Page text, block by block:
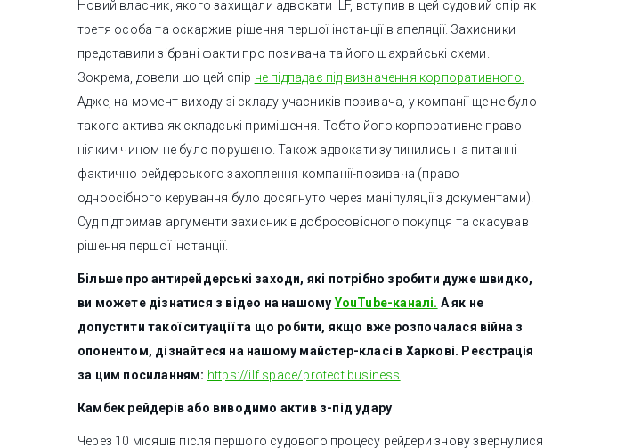
Новий власник, якого захищали адвокати ILF, вступив в цей судовий спір як
третя особа та оскаржив рішення першої інстанції в апеляції. Захисники
представили зібрані факти про позивача та його шахрайські схеми.
Зокрема, довели що цей спір не підпадає під визначення корпоративного.
Адже, на момент виходу зі складу учасників позивача, у компанії ще не було
такого актива як складські приміщення. Тобто його корпоративне право
ніяким чином не було порушено. Також адвокати зупинились на питанні
фактично рейдерського захоплення компанії-позивача (право
одноосібного керування було досягнуто через маніпуляції з документами).
Суд підтримав аргументи захисників добросовісного покупця та скасував
рішення першої інстанції.
Більше про антирейдерські заходи, які потрібно зробити дуже швидко,
ви можете дізнатися з відео на нашому YouTube-каналі. А як не
допустити такої ситуації та що робити, якщо вже розпочалася війна з
опонентом, дізнайтеся на нашому майстер-класі в Харкові. Реєстрація
за цим посиланням: https://ilf.space/protect.business
Камбек рейдерів або виводимо актив з-під удару
Через 10 місяців після першого судового процесу рейдери знову звернулися